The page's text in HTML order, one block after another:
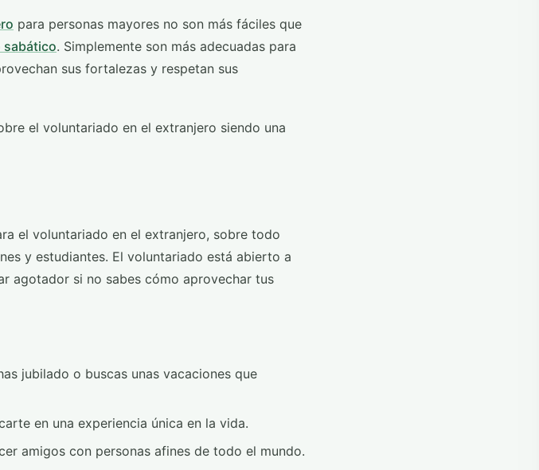
para personas mayores no son más fáciles que
sabático. Simplemente son más adecuadas para
sus fortalezas y respetan sus
el voluntariado en el extranjero siendo una
el voluntariado en el extranjero, sobre todo
y estudiantes. El voluntariado está abierto a
agotador si no sabes cómo aprovechar tus
jubilado o buscas unas vacaciones que
en una experiencia única en la vida.
amigos con personas afines de todo el mundo.